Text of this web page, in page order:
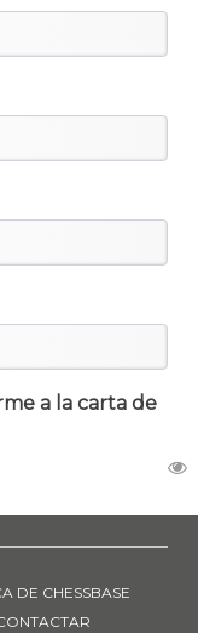
a la carta de
DE CHESSBASE